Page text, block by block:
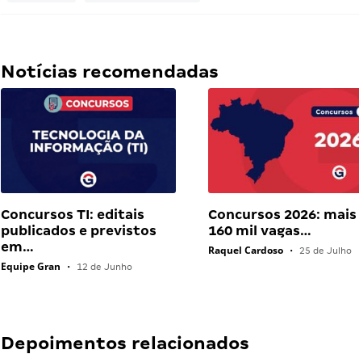
Notícias recomendadas
Concursos TI: editais
publicados e previstos
em…
Equipe Gran • 12 de Junho
Concursos 2026: mais
160 mil vagas…
Raquel Cardoso • 25 de Julho
Depoimentos relacionados